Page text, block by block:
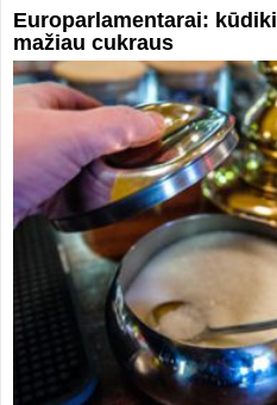
Europarlamentarai:
mažiau cukraus